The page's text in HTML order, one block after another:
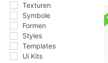
Texturen
Symbole
Formen
Styles
Templates
Ui Kits